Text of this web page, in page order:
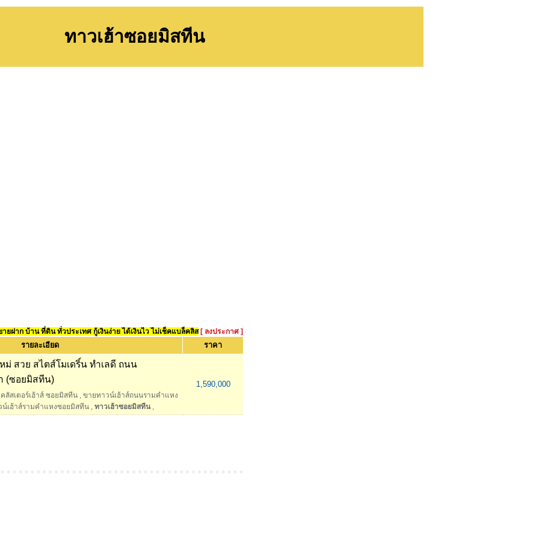
ทาวเฮ้าซอยมิสทีน
ยฝาก บ้าน ที่ดิน ทั่วประเทศ กู้เงินง่าย ได้เงินไว ไม่เช็คแบล็คลิส [ ลงประกาศ ]
รายละเอียด ราคา
ม่ สวย สไตส์โมเดริ์น ทำเลดี ถนน
(ซอยมิสทีน)
คลัสเตอร์เฮ้าส์ ซอยมิสทีน , ขายทาวน์เฮ้าส์ถนนรามคำแหง
น์เฮ้าส์รามคําแหงซอยมิสทีน , ทาวเฮ้าซอยมิสทีน,
1,590,000